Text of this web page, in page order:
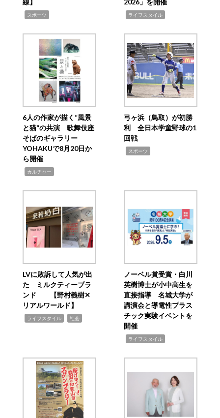
線】
スポーツ
2026」を開催
ライフスタイル
6人の作家が描く“風景
と猫”の共演 歌舞伎座
そばのギャラリー
YOHAKUで8月20日か
ら開催
カルチャー
弓ヶ浜（鳥取）が初勝
利 全日本学童野球の1
回戦
スポーツ
LVに敗訴して人気が出
た ミルクティーブラ
ンド 【野村義樹✕
リアルワールド】
ライフスタイル 社会
ノーベル賞受賞・白川
英樹博士が小中高生を
直接指導 名城大学が
講演会と導電性プラス
チック実験イベントを
開催
ライフスタイル